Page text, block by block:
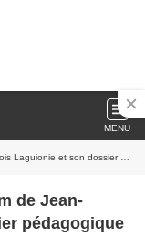
MENU
dossier pédagogique dès cycle 4
de Jean-
pédagogique